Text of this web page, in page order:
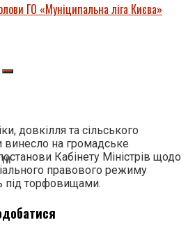
ГО «Муніципальна ліга Києва»
довкілля та сільського
винесло на громадське
Кабінету Міністрів щодо
правового режиму
під торфовищами.